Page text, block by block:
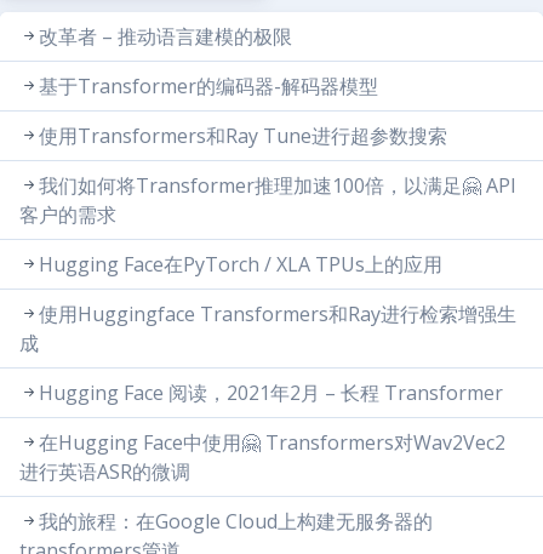
改革者 – 推动语言建模的极限
基于Transformer的编码器-解码器模型
使用Transformers和Ray Tune进行超参数搜索
我们如何将Transformer推理加速100倍，以满足🤗 API
客户的需求
Hugging Face在PyTorch / XLA TPUs上的应用
使用Huggingface Transformers和Ray进行检索增强生
成
Hugging Face 阅读，2021年2月 – 长程 Transformer
在Hugging Face中使用🤗 Transformers对Wav2Vec2
进行英语ASR的微调
我的旅程：在Google Cloud上构建无服务器的